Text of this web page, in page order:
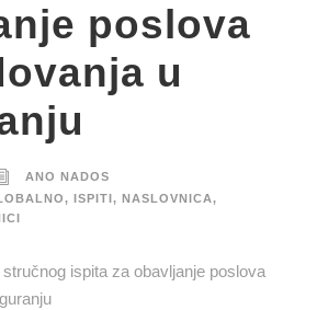
poslova
u
ANO NADOS
, ISPITI, NASLOVNICA,
ispita za obavljanje poslova